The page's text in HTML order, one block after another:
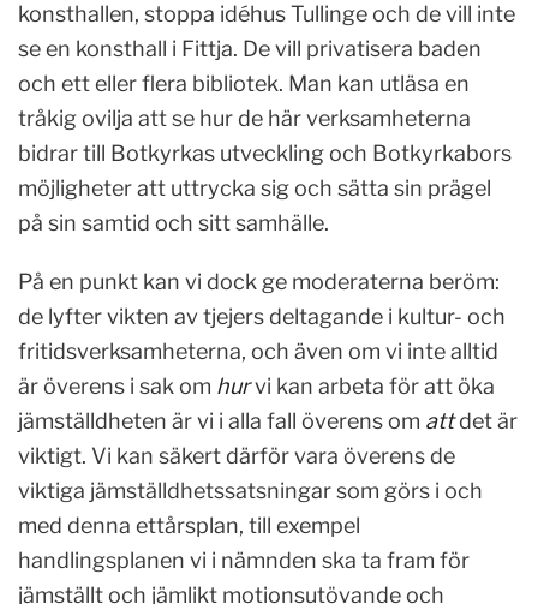
konsthallen, stoppa idéhus Tullinge och de vill inte
se en konsthall i Fittja. De vill privatisera baden
och ett eller flera bibliotek. Man kan utläsa en
tråkig ovilja att se hur de här verksamheterna
bidrar till Botkyrkas utveckling och Botkyrkabors
möjligheter att uttrycka sig och sätta sin prägel
på sin samtid och sitt samhälle.
På en punkt kan vi dock ge moderaterna beröm:
de lyfter vikten av tjejers deltagande i kultur- och
fritidsverksamheterna, och även om vi inte alltid
är överens i sak om hurvi kan arbeta för att öka
jämställdheten är vi i alla fall överens om attdet är
viktigt. Vi kan säkert därför vara överens de
viktiga jämställdhetssatsningar som görs i och
med denna ettårsplan, till exempel
handlingsplanen vi i nämnden ska ta fram för
jämställt och jämlikt motionsutövande och